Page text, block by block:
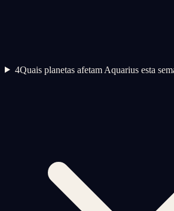
4Quais planetas afetam Aquarius esta